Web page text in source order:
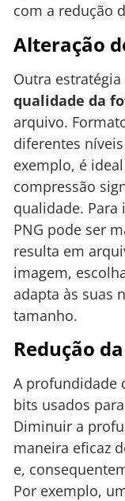
com a redução
Alteração
Outra estratégia
qualidade da
arquivo.
diferentes
exemplo, é
compressão
qualidade. Para
PNG pode ser
resulta em
imagem,
adapta às suas
tamanho.
Redução
A profundidade
bits usados
Diminuir a
maneira eficaz
e,
Por exemplo,